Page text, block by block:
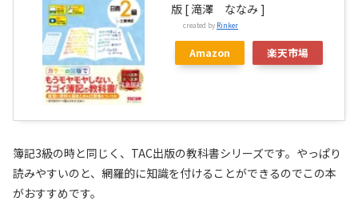
版 [ 滝澤 ななみ ]
created by Rinker
Amazon 楽天市場
簿記3級の時と同じく、TAC出版の教科書シリーズです。やっぱり
読みやすいのと、網羅的に知識を付けることができるのでこの本
がおすすめです。